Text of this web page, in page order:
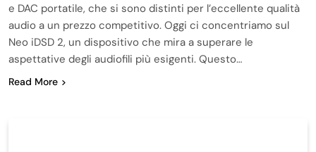
e DAC portatile, che si sono distinti per l’eccellente qualità
audio a un prezzo competitivo. Oggi ci concentriamo sul
Neo iDSD 2, un dispositivo che mira a superare le
aspettative degli audiofili più esigenti. Questo…
Read More